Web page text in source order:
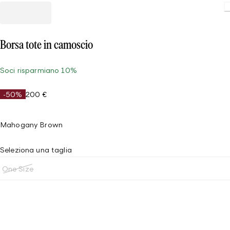
Borsa tote in camoscio
Soci risparmiano 10%
-50% 200 €
Mahogany Brown
Seleziona una taglia
One Size